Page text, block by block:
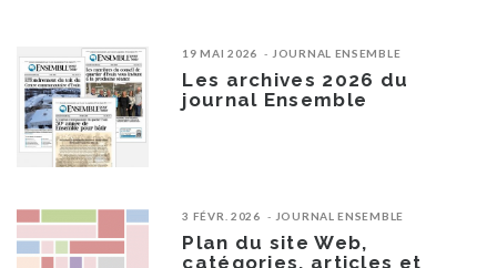
19 MAI 2026 JOURNAL ENSEMBLE
Les archives 2026 du
journal Ensemble
3 FÉVR. 2026 JOURNAL ENSEMBLE
Plan du site Web,
catégories, articles et